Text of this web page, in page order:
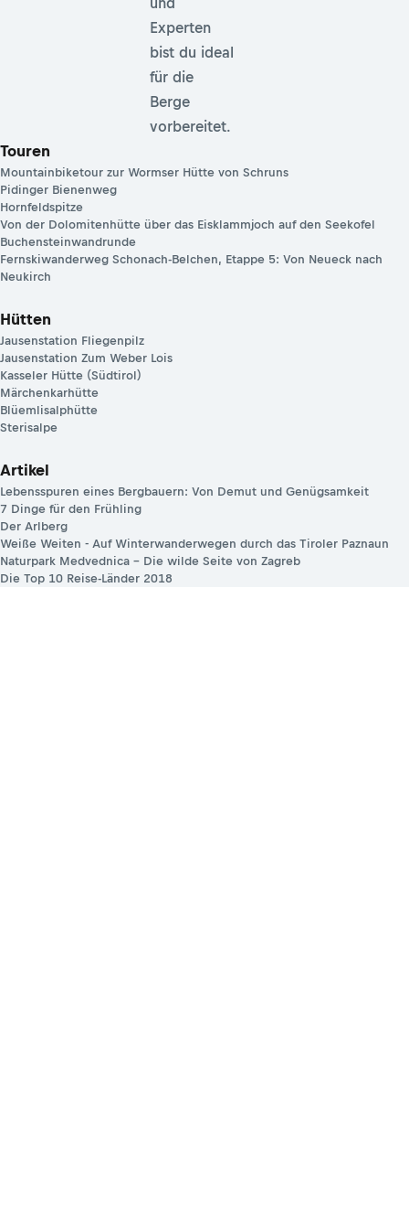
Experten
bist du ideal
für die
Berge
vorbereitet.
Touren
Mountainbiketour zur Wormser Hütte von Schruns
Pidinger Bienenweg
Hornfeldspitze
Von der Dolomitenhütte über das Eisklammjoch auf den Seekofel
Buchensteinwandrunde
Fernskiwanderweg Schonach-Belchen, Etappe 5: Von Neueck nach
Neukirch
Hütten
Jausenstation Fliegenpilz
Jausenstation Zum Weber Lois
Kasseler Hütte (Südtirol)
Märchenkarhütte
Blüemlisalphütte
Sterisalpe
Artikel
Lebensspuren eines Bergbauern: Von Demut und Genügsamkeit
7 Dinge für den Frühling
Der Arlberg
Weiße Weiten - Auf Winterwanderwegen durch das Tiroler Paznaun
Naturpark Medvednica – Die wilde Seite von Zagreb
Die Top 10 Reise-Länder 2018